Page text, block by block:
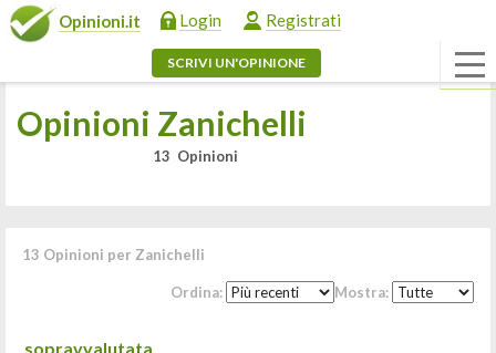
Opinioni.it Login Registrati
SCRIVI UN'OPINIONE
Opinioni Zanichelli
13 Opinioni
13 Opinioni per Zanichelli
Ordina: Mostra:
sopravvalutata